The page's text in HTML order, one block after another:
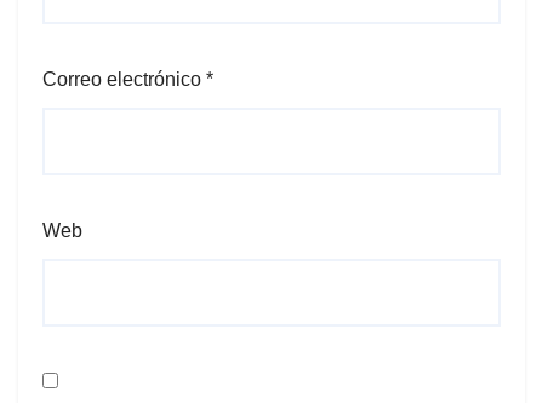
Correo electrónico *
Web